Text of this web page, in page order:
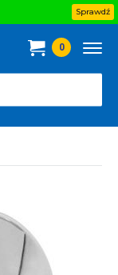
Sprawdź
0